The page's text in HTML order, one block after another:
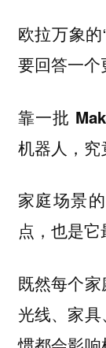
欧拉万象
要回答一个
靠一批
机器人，究
家庭场景
点，也是它
既然每个家
光线、家